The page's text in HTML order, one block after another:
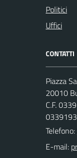
Politici
Uffici
CONTATTI
Piazza
20010
C.F.
Telefono:
E-mail: